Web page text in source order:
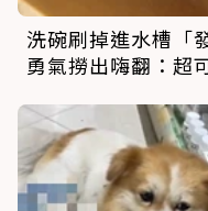
洗碗刷掉進水槽「
勇氣撈出嗨翻：超